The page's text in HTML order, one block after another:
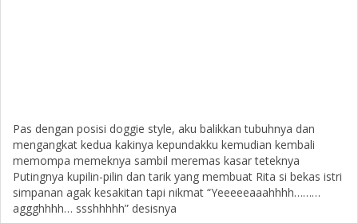
Pas dengan posisi doggie style, aku balikkan tubuhnya dan
mengangkat kedua kakinya kepundakku kemudian kembali
memompa memeknya sambil meremas kasar teteknya
Putingnya kupilin-pilin dan tarik yang membuat Rita si bekas istri
simpanan agak kesakitan tapi nikmat “Yeeeeeaaahhhh………
aggghhhh… ssshhhhh” desisnya